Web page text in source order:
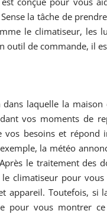
la tâche de
le climatiseur, les
outil de commande, il
laquelle la
vos moments de
vos besoins et répond
la météo
le traitement des
climatiseur pour vous
appareil. Toutefois, si
pour vous montrer